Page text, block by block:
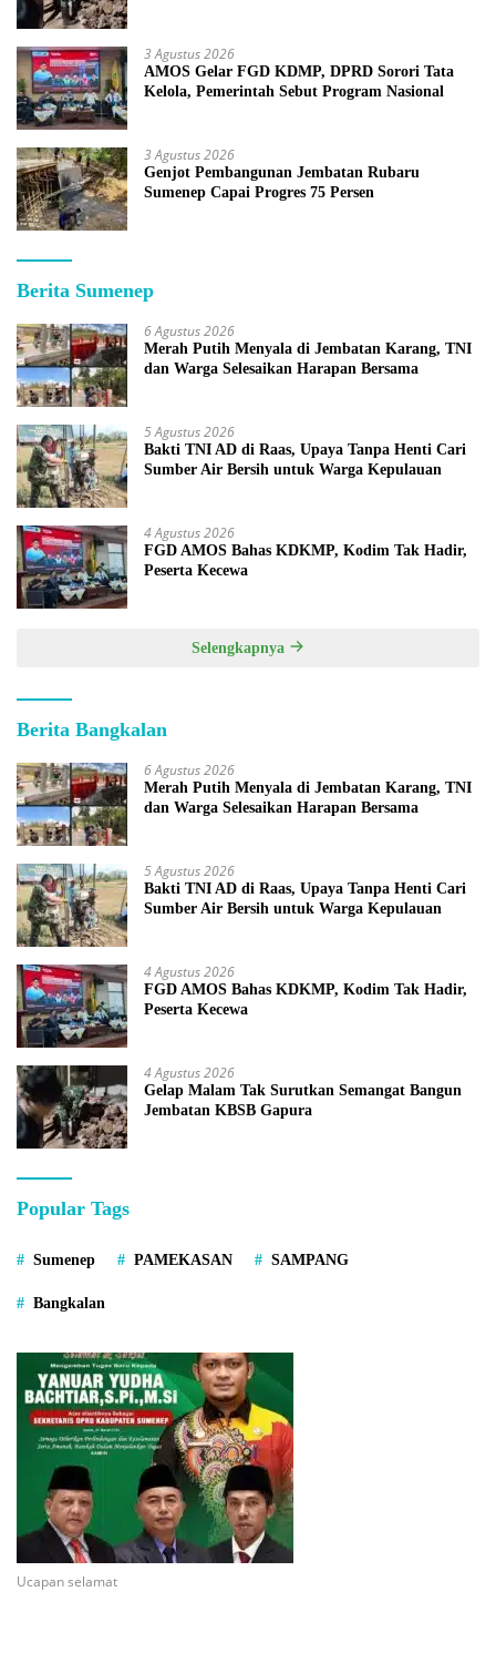
3 Agustus 2026
AMOS Gelar FGD KDMP, DPRD Sorori Tata
Kelola, Pemerintah Sebut Program Nasional
3 Agustus 2026
Genjot Pembangunan Jembatan Rubaru
Sumenep Capai Progres 75 Persen
Berita Sumenep
6 Agustus 2026
Merah Putih Menyala di Jembatan Karang, TNI
dan Warga Selesaikan Harapan Bersama
5 Agustus 2026
Bakti TNI AD di Raas, Upaya Tanpa Henti Cari
Sumber Air Bersih untuk Warga Kepulauan
4 Agustus 2026
FGD AMOS Bahas KDKMP, Kodim Tak Hadir,
Peserta Kecewa
Selengkapnya
Berita Bangkalan
6 Agustus 2026
Merah Putih Menyala di Jembatan Karang, TNI
dan Warga Selesaikan Harapan Bersama
5 Agustus 2026
Bakti TNI AD di Raas, Upaya Tanpa Henti Cari
Sumber Air Bersih untuk Warga Kepulauan
4 Agustus 2026
FGD AMOS Bahas KDKMP, Kodim Tak Hadir,
Peserta Kecewa
4 Agustus 2026
Gelap Malam Tak Surutkan Semangat Bangun
Jembatan KBSB Gapura
Popular Tags
Sumenep PAMEKASAN SAMPANG
Bangkalan
Ucapan selamat